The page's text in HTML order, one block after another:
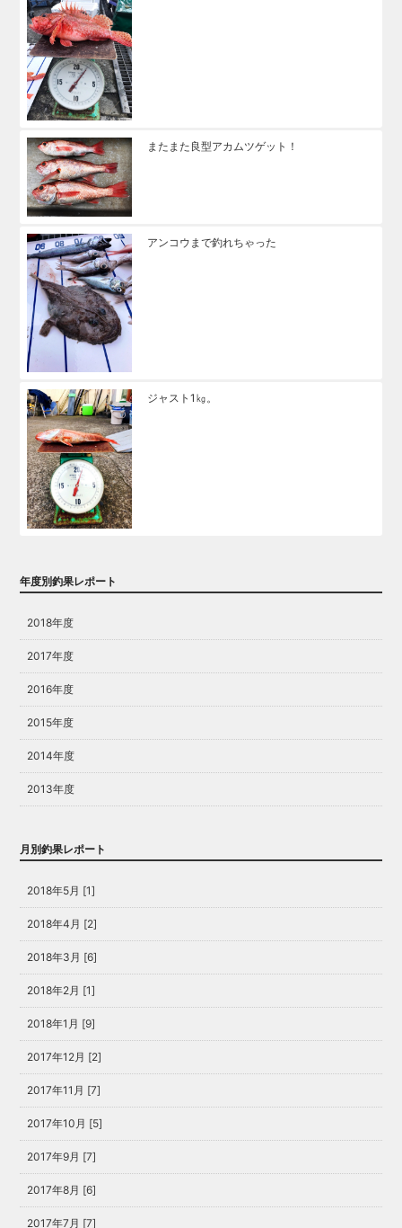
またまた良型アカムツゲット！
アンコウまで釣れちゃった
ジャスト1㎏。
年度別釣果レポート
2018年度
2017年度
2016年度
2015年度
2014年度
2013年度
月別釣果レポート
2018年5月 [1]
2018年4月 [2]
2018年3月 [6]
2018年2月 [1]
2018年1月 [9]
2017年12月 [2]
2017年11月 [7]
2017年10月 [5]
2017年9月 [7]
2017年8月 [6]
2017年7月 [7]